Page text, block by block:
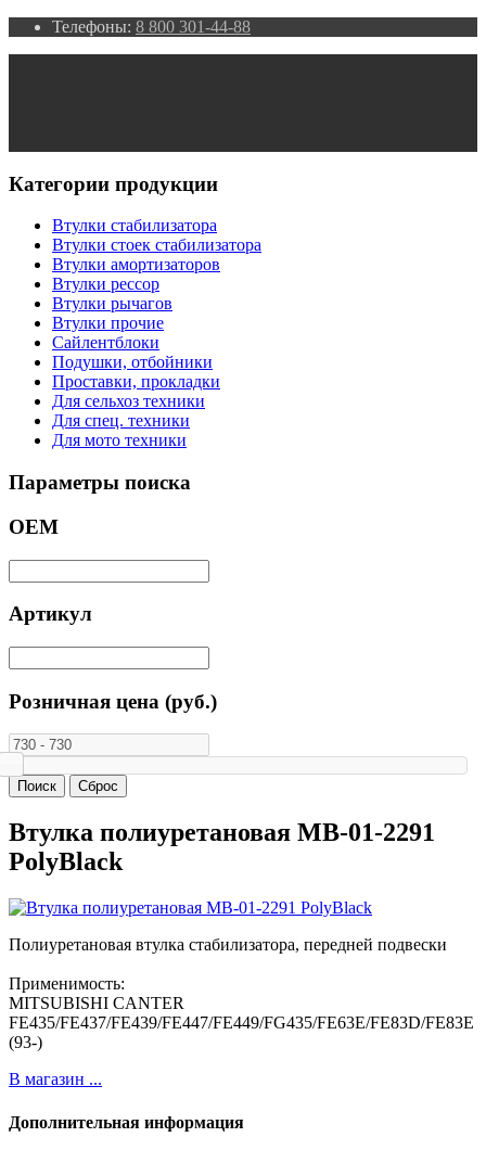
Телефоны: 8 800 301-44-88
Категории продукции
Втулки стабилизатора
Втулки стоек стабилизатора
Втулки амортизаторов
Втулки рессор
Втулки рычагов
Втулки прочие
Сайлентблоки
Подушки, отбойники
Проставки, прокладки
Для сельхоз техники
Для спец. техники
Для мото техники
Параметры поиска
ОЕМ
Артикул
Розничная цена (руб.)
Втулка полиуретановая MB-01-2291
PolyBlack
Полиуретановая втулка стабилизатора, передней подвески
Применимость:
MITSUBISHI CANTER
FE435/FE437/FE439/FE447/FE449/FG435/FE63E/FE83D/FE83E
(93-)
В магазин ...
Дополнительная информация